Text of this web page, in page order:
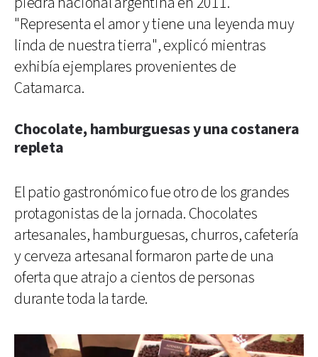
"Representa el amor y tiene una leyenda muy
linda de nuestra tierra", explicó mientras
exhibía ejemplares provenientes de
Catamarca.
Chocolate, hamburguesas y una costanera
repleta
El patio gastronómico fue otro de los grandes
protagonistas de la jornada. Chocolates
artesanales, hamburguesas, churros, cafetería
y cerveza artesanal formaron parte de una
oferta que atrajo a cientos de personas
durante toda la tarde.